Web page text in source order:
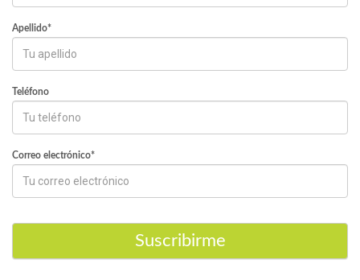
Apellido*
Teléfono
Correo electrónico*
Suscribirme